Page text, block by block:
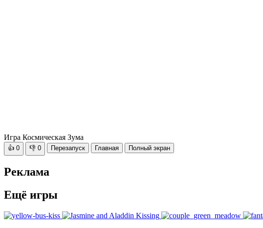
Игра Космическая Зума
👍 0 👎 0 Перезапуск Главная Полный экран
Реклама
Ещё игры